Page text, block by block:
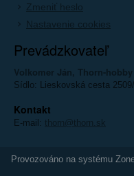
Zmeniť heslo
Nastavenie cookies
Prevádzkovateľ
Volkomer Ján, Thorn-
Sídlo: Lieskovská cesta
Kontakt
E-mail: thorn@thorn.sk
Provozováno na systému